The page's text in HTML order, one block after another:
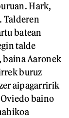
Hark,
Talderen
batean
talde
baina Aaronek
buruz
aipagarririk
baino